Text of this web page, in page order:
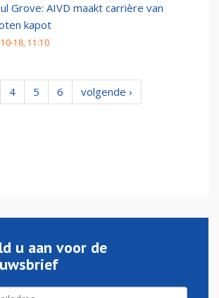
Grove: AIVD maakt carrière van
kapot
18, 11:10
4 5 6
volgende ›
u aan voor de